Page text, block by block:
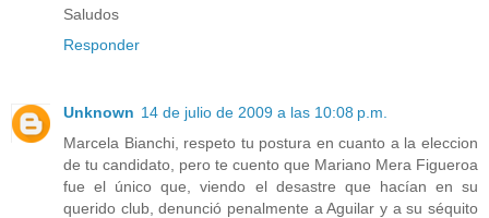
Saludos
Responder
Unknown 14 de julio de 2009 a las 10:08 p.m.
Marcela Bianchi, respeto tu postura en cuanto a la eleccion
de tu candidato, pero te cuento que Mariano Mera Figueroa
fue el único que, viendo el desastre que hacían en su
querido club, denunció penalmente a Aguilar y a su séquito